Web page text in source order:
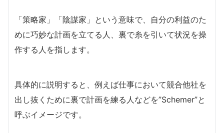
「策略家」「陰謀家」という意味で、自分の利益のた
めに巧妙な計画を立てる人、裏で糸を引いて状況を操
作する人を指します。
具体的に説明すると、例えば仕事において競合他社を
出し抜くために裏で計画を練る人などを”Schemer”と
呼ぶイメージです。